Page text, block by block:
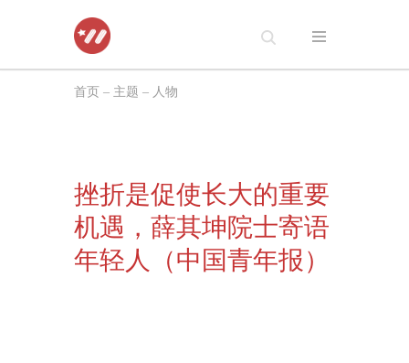
至
首页 – 主题 – 人物
挫折是促使长大的重要
机遇，薛其坤院士寄语
年轻人（中国青年报）